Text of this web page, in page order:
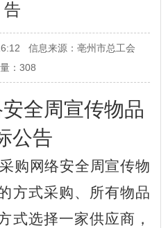
告
信息来源：亳州市总工会
： 308
全周宣传物品
公告
采购 网络安全周宣传物
方式采购、所有物品
式选择一家供应商，